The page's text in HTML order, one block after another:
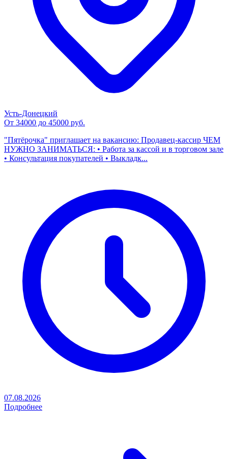
Усть-Донецкий
От 34000 до 45000 руб.
"Пятёрочка" приглашает на вакансию: Продавец-кассир ЧЕМ
НУЖНО ЗАНИМАТЬСЯ: • Работа за кассой и в торговом зале
• Консультация покупателей • Выкладк...
07.08.2026
Подробнее